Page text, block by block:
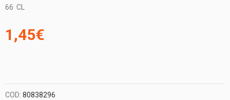
66 CL
1,45€
COD: 80838296